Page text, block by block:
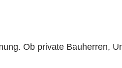
Ob private Bauherren,